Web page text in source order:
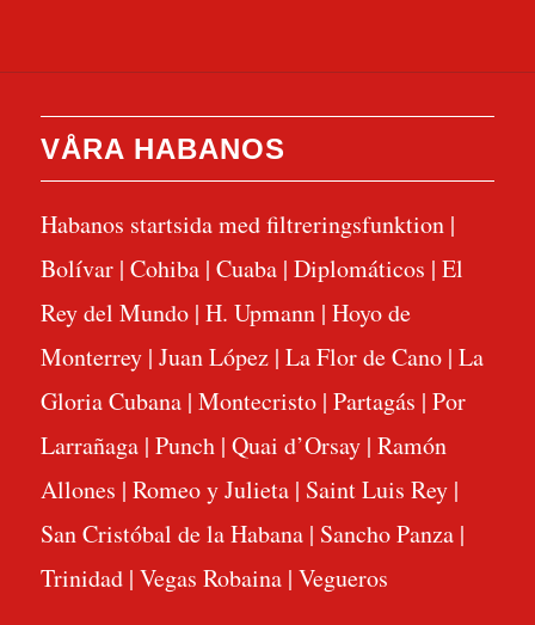
VÅRA HABANOS
Habanos startsida med filtreringsfunktion|
Bolívar| Cohiba| Cuaba| Diplomáticos | El
Rey del Mundo| H. Upmann| Hoyo de
Monterrey| Juan López| La Flor de Cano| La
Gloria Cubana| Montecristo| Partagás | Por
Larrañaga| Punch| Quai d’Orsay| Ramón
Allones | Romeo y Julieta| Saint Luis Rey|
San Cristóbal de la Habana| Sancho Panza|
Trinidad| Vegas Robaina| Vegueros